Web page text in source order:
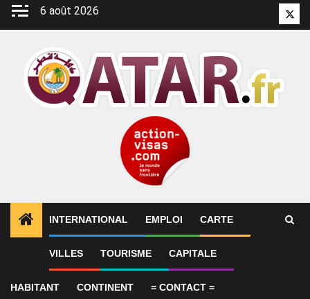
Aller
6 août 2026
INTERNATIONAL EMPLOI CARTE
VILLES TOURISME CAPITALE
HABITANT CONTINENT = CONTACT =
ALERTES INFO 1 Le Qatar appelle à faire pression